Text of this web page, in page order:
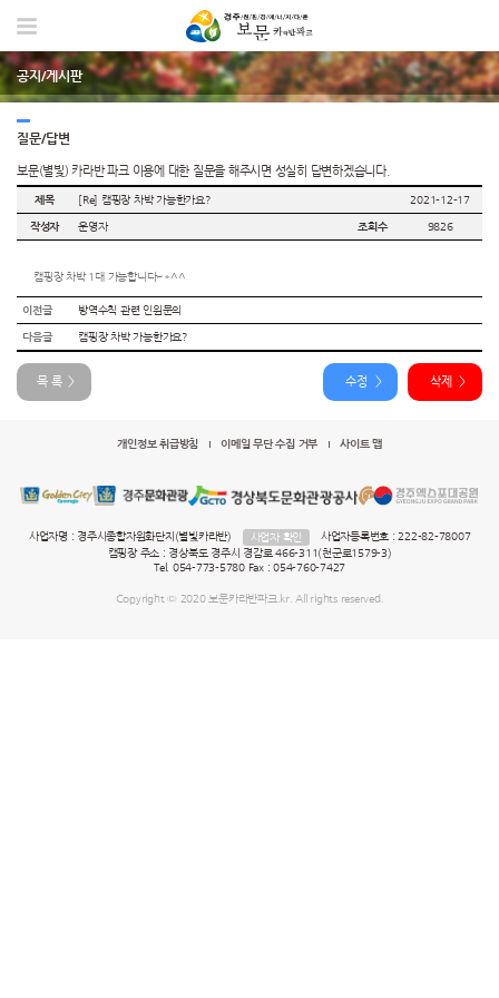
공지/게시판
질문/답변
보문(별빛) 카라반 파크 이용에 대한 질문을 해주시면 성실히 답변하겠습니다.
문/
답
변
상
세
제목 [Re] 캠핑장 차박 가능한가요? 2021-12-17
작성자 운영자 조회수 9826
캠핑장 차박 1대 가능합니다~*^^
이전글 방역수칙 관련 인원문의
다음글 캠핑장 차박 가능한가요?
목 록 수정 삭제
개인정보 취급방침 이메일 무단 수집 거부 사이트 맵
사업자명 : 경주시종합자원화단지(별빛카라반) 사업자 확인
사업자등록번호 : 222-82-78007
캠핑장 주소 : 경상북도 경주시 경감로 466-311(천군로1579-3)
Tel. 054-773-5780 Fax : 054-760-7427
Copyright © 2020 보문카라반파크.kr. All rights reserved.